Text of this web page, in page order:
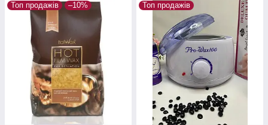
Топ продажів –10% Топ продажів